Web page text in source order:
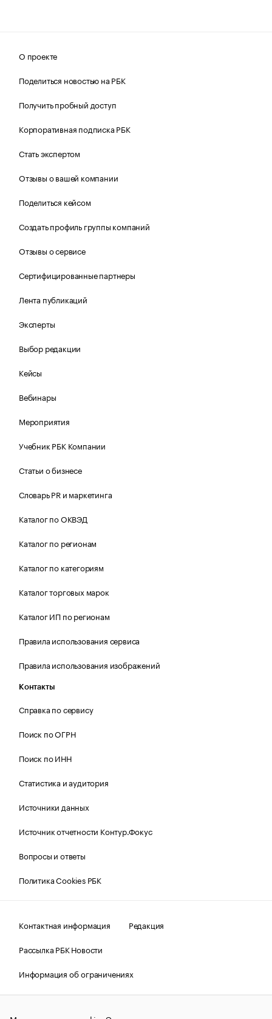
О проекте
Поделиться новостью на РБК
Получить пробный доступ
Корпоративная подписка РБК
Стать экспертом
Отзывы о вашей компании
Поделиться кейсом
Создать профиль группы компаний
Отзывы о сервисе
Сертифицированные партнеры
Лента публикаций
Эксперты
Выбор редакции
Кейсы
Вебинары
Мероприятия
Учебник РБК Компании
Статьи о бизнесе
Словарь PR и маркетинга
Каталог по ОКВЭД
Каталог по регионам
Каталог по категориям
Каталог торговых марок
Каталог ИП по регионам
Правила использования сервиса
Правила использования изображений
Контакты
Справка по сервису
Поиск по ОГРН
Поиск по ИНН
Статистика и аудитория
Источники данных
Источник отчетности Контур.Фокус
Вопросы и ответы
Политика Cookies РБК
Контактная информация
Редакция
Рассылка РБК Новости
Информация об ограничениях
Правовая информация
О соблюдении авторских прав